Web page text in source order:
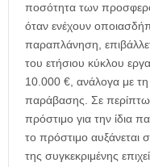
ποσότητα των
όταν ενέχουν
παραπλάνηση,
του ετήσιου κύκλου
10.000 €, ανάλογα με τη
παράβασης. Σε
πρόστιμο για την ίδια
το πρόστιμο αυξάνεται
της συγκεκριμένης